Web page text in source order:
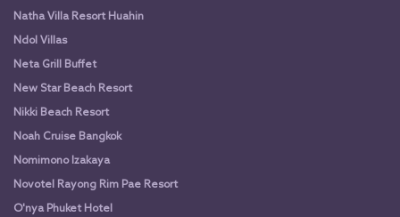
Natha Villa Resort Huahin
Ndol Villas
Neta Grill Buffet
New Star Beach Resort
Nikki Beach Resort
Noah Cruise Bangkok
Nomimono Izakaya
Novotel Rayong Rim Pae Resort
O'nya Phuket Hotel